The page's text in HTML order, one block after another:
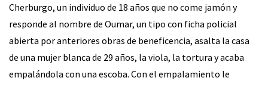
Cherburgo, un individuo de 18 años que no come jamón y
responde al nombre de Oumar, un tipo con ficha policial
abierta por anteriores obras de beneficencia, asalta la casa
de una mujer blanca de 29 años, la viola, la tortura y acaba
empalándola con una escoba. Con el empalamiento le